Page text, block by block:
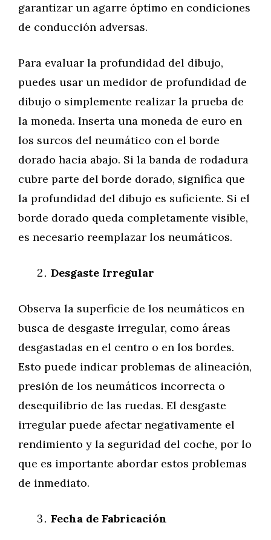
garantizar un agarre óptimo en condiciones
de conducción adversas.
Para evaluar la profundidad del dibujo,
puedes usar un medidor de profundidad de
dibujo o simplemente realizar la prueba de
la moneda. Inserta una moneda de euro en
los surcos del neumático con el borde
dorado hacia abajo. Si la banda de rodadura
cubre parte del borde dorado, significa que
la profundidad del dibujo es suficiente. Si el
borde dorado queda completamente visible,
es necesario reemplazar los neumáticos.
Desgaste Irregular
Observa la superficie de los neumáticos en
busca de desgaste irregular, como áreas
desgastadas en el centro o en los bordes.
Esto puede indicar problemas de alineación,
presión de los neumáticos incorrecta o
desequilibrio de las ruedas. El desgaste
irregular puede afectar negativamente el
rendimiento y la seguridad del coche, por lo
que es importante abordar estos problemas
de inmediato.
Fecha de Fabricación